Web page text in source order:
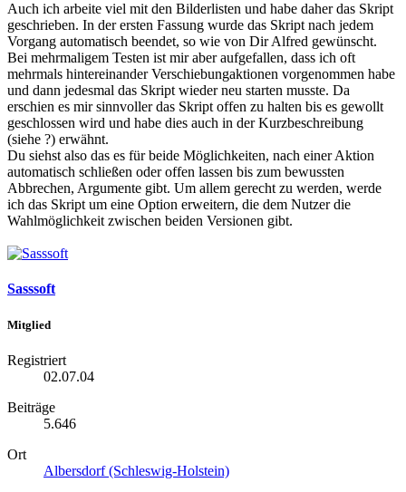
Auch ich arbeite viel mit den Bilderlisten und habe daher das Skript
geschrieben. In der ersten Fassung wurde das Skript nach jedem
Vorgang automatisch beendet, so wie von Dir Alfred gewünscht.
Bei mehrmaligem Testen ist mir aber aufgefallen, dass ich oft
mehrmals hintereinander Verschiebungaktionen vorgenommen habe
und dann jedesmal das Skript wieder neu starten musste. Da
erschien es mir sinnvoller das Skript offen zu halten bis es gewollt
geschlossen wird und habe dies auch in der Kurzbeschreibung
(siehe ?) erwähnt.
Du siehst also das es für beide Möglichkeiten, nach einer Aktion
automatisch schließen oder offen lassen bis zum bewussten
Abbrechen, Argumente gibt. Um allem gerecht zu werden, werde
ich das Skript um eine Option erweitern, die dem Nutzer die
Wahlmöglichkeit zwischen beiden Versionen gibt.
Sasssoft
Mitglied
Registriert
02.07.04
Beiträge
5.646
Ort
Albersdorf (Schleswig-Holstein)